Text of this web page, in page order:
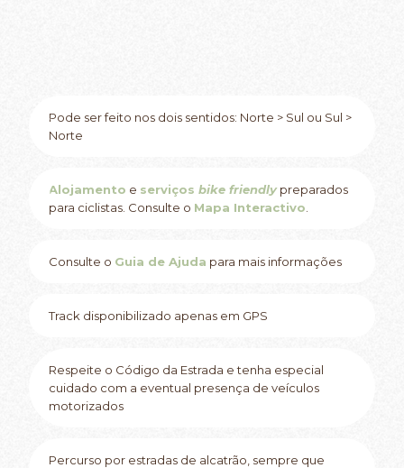
Track disponibilizado apenas em GPS
Respeite o Código da Estrada e tenha especial
cuidado com a eventual presença de veículos
motorizados
Percurso por estradas de alcatrão, sempre que
Pode ser feito nos dois sentidos: Norte > Sul ou Sul >
Norte
Alojamento e serviços bike friendlypreparados
para ciclistas. Consulte o Mapa Interactivo
Consulte o Guia de Ajuda para mais informações